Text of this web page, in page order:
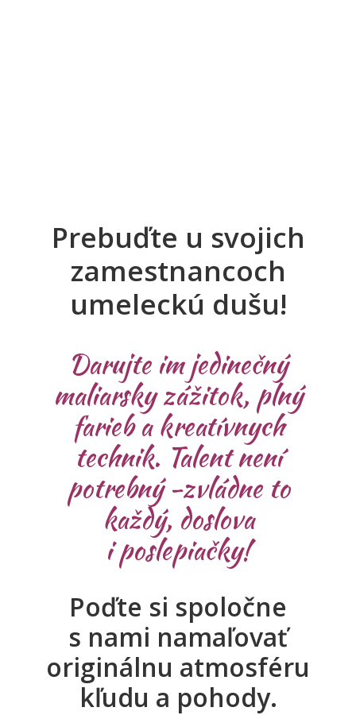
Prebuďte u svojich
zamestnancoch
umeleckú dušu!
Darujte im jedinečný
maliarsky zážitok, plný
farieb a kreatívnych
technik. Talent není
potrebný -zvládne to
každý, doslova
i poslepiačky!
Poďte si spoločne
s nami namaľovať
originálnu atmosféru
kľudu a pohody.